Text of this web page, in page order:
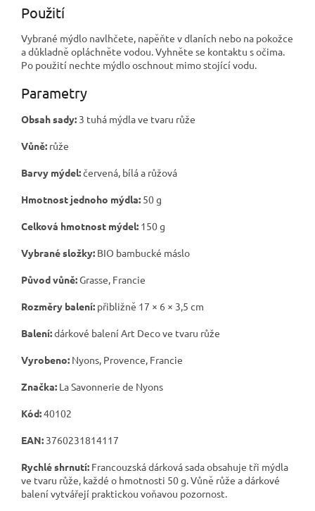
Použití
Vybrané mýdlo navlhčete, napěňte v dlaních nebo na pokožce
a důkladně opláchněte vodou. Vyhněte se kontaktu s očima.
Po použití nechte mýdlo oschnout mimo stojící vodu.
Parametry
Obsah sady: 3 tuhá mýdla ve tvaru růže
Vůně: růže
Barvy mýdel:červená, bílá a růžová
Hmotnost jednoho mýdla: 50 g
Celková hmotnost mýdel: 150 g
Vybrané složky: BIO bambucké máslo
Původ vůně:Grasse, Francie
Rozměry balení: přibližně 17 × 6 × 3,5 cm
Balení:dárkové balení Art Deco ve tvaru růže
Vyrobeno: Nyons, Provence, Francie
Značka: La Savonnerie de Nyons
Kód:40102
EAN: 3760231814117
Rychlé shrnutí: Francouzská dárková sada obsahuje tři mýdla
ve tvaru růže, každé o hmotnosti 50 g. Vůně růže a dárkové
balení vytvářejí praktickou voňavou pozornost.